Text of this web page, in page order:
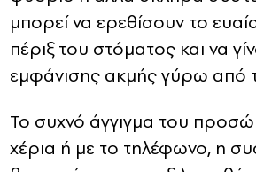
μπορεί να ερεθίσουν το
πέριξ του στόματος και να
εμφάνισης ακμής γύρω από
Το συχνό άγγιγμα του
χέρια ή με το τηλέφωνο, η